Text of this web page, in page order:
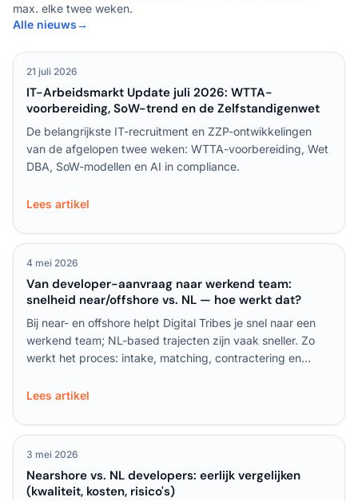
max. elke twee weken.
Alle nieuws→
21 juli 2026
IT-Arbeidsmarkt Update juli 2026: WTTA-
voorbereiding, SoW-trend en de Zelfstandigenwet
De belangrijkste IT-recruitment en ZZP-ontwikkelingen
van de afgelopen twee weken: WTTA-voorbereiding, Wet
DBA, SoW-modellen en AI in compliance.
Lees artikel
4 mei 2026
Van developer-aanvraag naar werkend team:
snelheid near/offshore vs. NL — hoe werkt dat?
Bij near- en offshore helpt Digital Tribes je snel naar een
werkend team; NL-based trajecten zijn vaak sneller. Zo
werkt het proces: intake, matching, contractering en
Lees artikel
3 mei 2026
Nearshore vs. NL developers: eerlijk vergelijken
(kwaliteit, kosten, risico's)